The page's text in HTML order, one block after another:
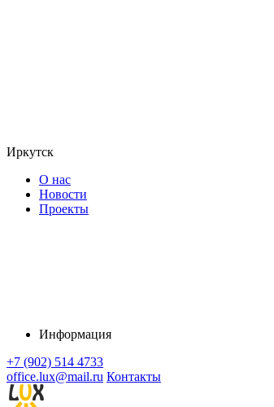
Иркутск
О нас
Новости
Проекты
Информация
+7 (902) 514 4733
office.lux@mail.ru Контакты